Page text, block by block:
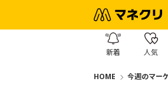
新着 人気
HOME 今週のマー